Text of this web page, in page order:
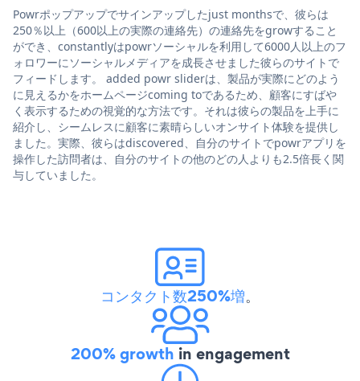
Powrポップアップでサインアップしたjust monthsで、彼らは
250％以上（600以上の実際の連絡先）の連絡先をgrowすること
ができ、constantlyはpowrソーシャルを利用して6000人以上のフ
ォロワーにソーシャルメディアを成長させました彼らのサイトで
フィードします。 added powr sliderは、製品が実際にどのよう
に見えるかをホームページcoming toであるため、顧客にすばや
く表示するための視覚的な方法です。それは彼らの製品を上手に
紹介し、シームレスに顧客に素晴らしいオンサイト体験を提供し
ました。実際、彼らはdiscovered、自分のサイトでpowrアプリを
操作した訪問者は、自分のサイトの他のどの人よりも2.5倍長く関
与していました。
コンタクト数250%増。
200% growth in engagement